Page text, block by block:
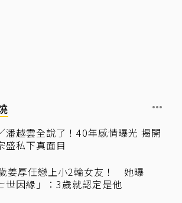
潘越雲全說了！40年感情曝光 揭開
盛私下真面目
姜厚任戀上小2輪女友！ 她曝
世因緣」：3歲就認定是他